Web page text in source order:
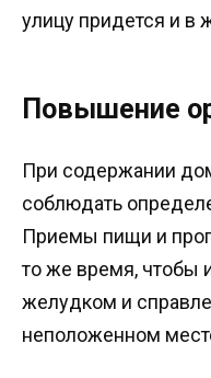
улицу придется и в
Повышение
При содержании
соблюдать
Приемы пищи и
то же время, чтобы
желудком и
неположенном